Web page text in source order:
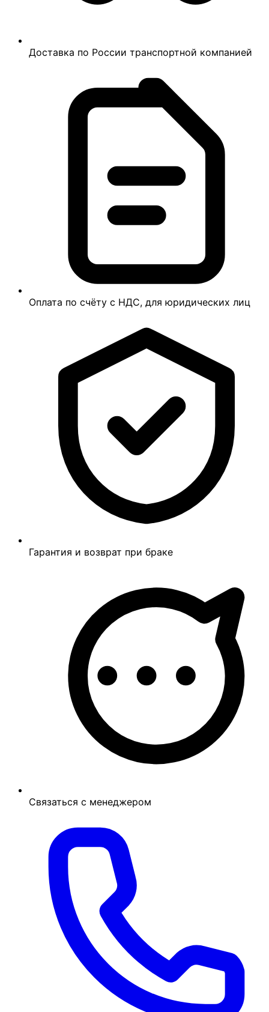
Доставка по России транспортной компанией
Оплата по счёту с НДС, для юридических лиц
Гарантия и возврат при браке
Связаться с менеджером